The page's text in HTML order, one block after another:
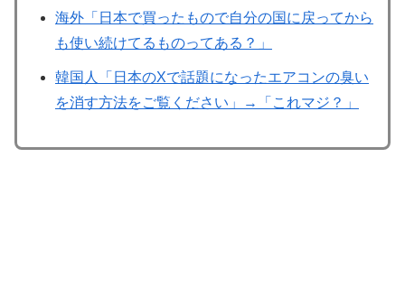
海外「日本で買ったもので自分の国に戻ってから
も使い続けてるものってある？」
韓国人「日本のXで話題になったエアコンの臭い
を消す方法をご覧ください」→「これマジ？」